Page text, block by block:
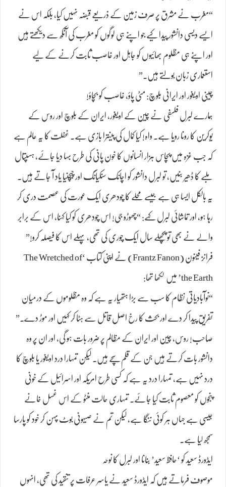
“مغرب نے مشرق پر صرف زمین کے ذریعے قبضہ نہیں کیا، بلکہ اس نے
ایسے دیسی دانشور پیدا کیے جو اپنے ہی لوگوں کو مغرب کی آنکھ سے دیکھتے ہیں
اور اپنے ہی مظلوم بھائیوں کو جاہل اور غاصب ثابت کرنے کے لیے
استعماری زبان بولتے ہیں۔”
چینی اویغور اور ایرانی بلوچ: مٹی پاؤ، غاصب کو بچاؤ!
ہمارے لبرل فلسفی نے چین کے اویغور، ایران کے بلوچ اور روس کے
یوکرین کا رونا رویا ہے۔ واہ! کیا کمال کی پینترا بازی ہے۔ غفلت کا یہ عالم ہے
کہ جب غزہ میں پچاس ہزار انسانوں کا خون پانی کی طرح بہا دیا جائے، ہسپتال
ملبے کا ڈھیر بنیں، تو لبرل دانشور کو اچانک سنکیانگ اور چیچنیا یاد آ جاتے ہیں۔
یہ بالکل ایسا ہی ہے جیسے محلے کا چودھری ایک عورت کی عصمت دری کر
رہا ہو، اور تماشائی لبرل کہے: “چھوڑو جی! اس چودھری کو کیا کہنا، اس کے برابر
والے نے بھی تو پچھلے سال ایک چوری کی تھی، پہلے اس کا فیصلہ کرو!”
فرانز فینون (Frantz Fanon) نے اپنی کتاب ‘The Wretched of
the Earth’ میں لکھا تھا:
“نوآبادیاتی نظام کا سب سے بڑا ہتھیار یہ ہے کہ وہ مظلوموں کے درمیان
تفریق پیدا کر دے اور بحث کا رخ اصل قاتل سے ہٹا کر کہیں اور موڑ دے۔”
صاحب! روس، چین اور ایران کے مظالم پر ضرور بات ہو گی، اور ان پر وہ
دانشور بات کرتے ہیں جن کے قلم سچے ہیں۔ لیکن تمہارا درد اویغور یا بلوچ کا
درد نہیں ہے، تمہارا درد یہ ہے کہ کسی طرح امریکہ اور اسرائیل کے خونی
پنجوں کو معصوم ثابت کیا جائے۔ تمہاری حالت منٹو کے اس غسل خانے
جیسی ہے جہاں ہر کوئی ننگا ہے، لیکن تم نے صیہونی بوٹ پہن کر خود کو پارسا
سمجھ لیا ہے۔
ایڈورڈ سعید کو ‘حافظ سعید’ بنانا اور لبرل کا نوحہ
موصوف فرماتے ہیں کہ ایڈورڈ سعید نے یاسر عرفات پر تنقید کی تھی، انہوں